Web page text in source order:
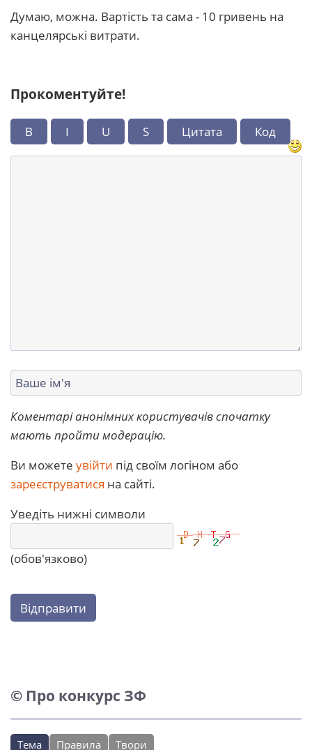
Думаю, можна. Вартість та сама - 10 гривень на
канцелярські витрати.
Прокоментуйте!
B I U S Цитата Код
Коментарі анонімних користувачів спочатку
мають пройти модерацію.
Ви можете увійти під своїм логіном або
зареєструватися на сайті.
Уведіть нижні символи
(обов'язково)
Відправити
© Про конкурс ЗФ
Тема Правила Твори